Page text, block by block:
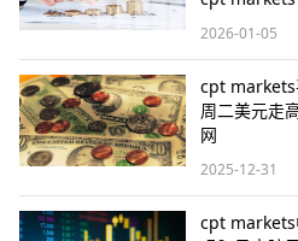
2026-01-05
cpt markets
周二美元走
网
2025-12-31
cpt markets